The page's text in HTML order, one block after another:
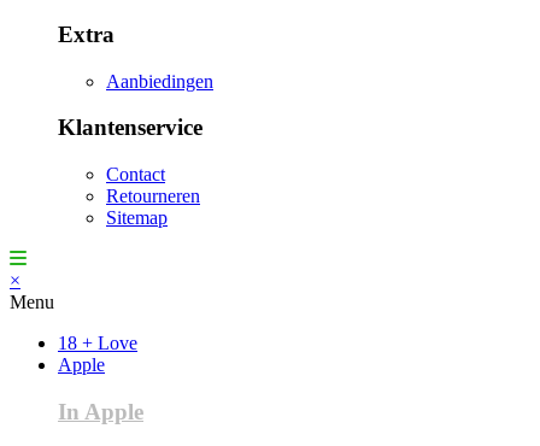
Extra
Aanbiedingen
Klantenservice
Contact
Retourneren
Sitemap
×
Menu
18 + Love
Apple
In Apple